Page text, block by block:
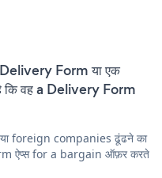
Form या एक
कि वह a Delivery Form
या foreign companies ढूंढने का
ऐप्स for a bargain ऑफ़र करते